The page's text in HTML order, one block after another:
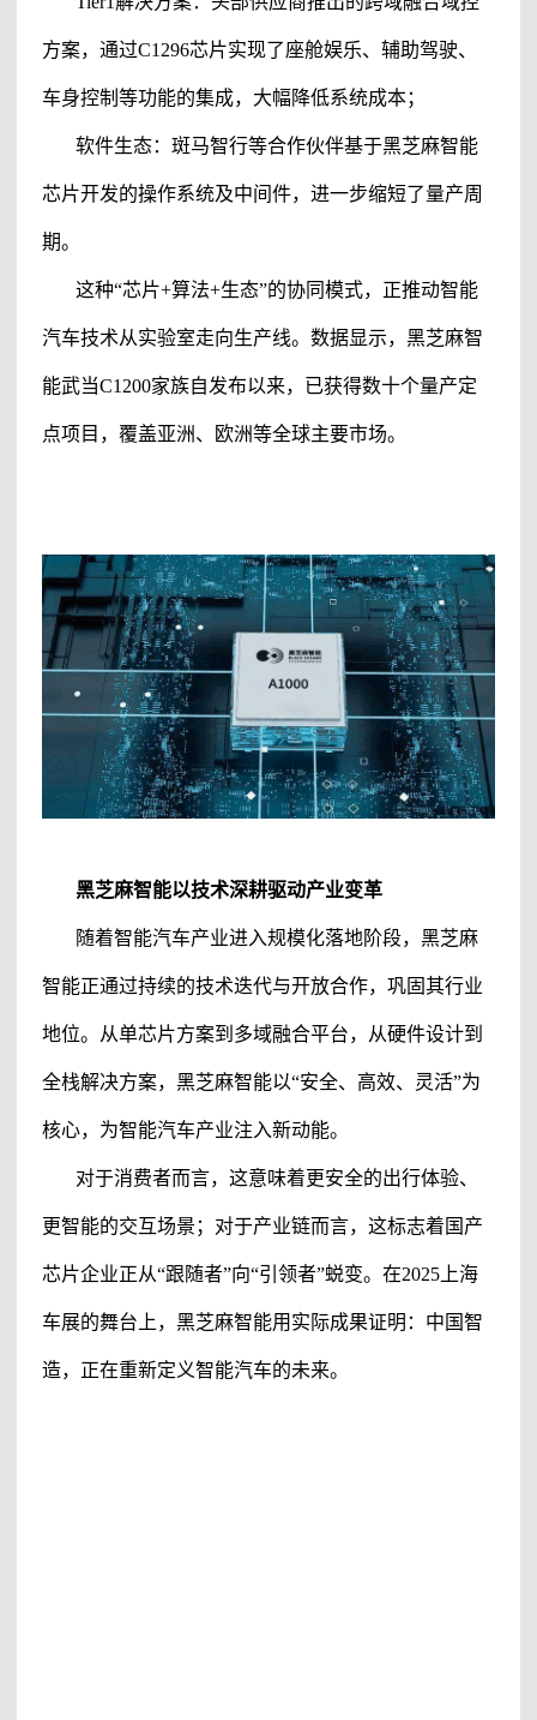
方案，通过C1296芯片实现了座舱娱乐、 辅助驾驶、
车身控制等功能的集成，大幅降低系统成本；
软件生态：斑马智行等合作伙伴基于黑芝麻智能
芯片开发的操作系统及中间件，进一步缩短了量产周
期。
这种“芯片+算法+生态”的协同模式，正推动智能
汽车技术从实验室走向生产线。数据显示， 黑芝麻智
能武当C1200家族自发布以来，已获得数十个量产定
点项目，覆盖亚洲、欧洲等全球主要市场。
黑芝麻智能以技术深耕驱动产业变革
随着智能汽车产业进入规模化落地阶段， 黑芝麻
智能正通过持续的技术迭代与开放合作，巩固其行业
地位。从单芯片方案到多域融合平台，从硬件设计到
全栈解决方案， 黑芝麻智能以“安全、高效、灵活”为
核心，为智能汽车产业注入新动能。
对于消费者而言，这意味着更安全的出行体验、
更智能的交互场景；对于产业链而言，这标志着国产
芯片企业正从“跟随者”向“引领者”蜕变。在2025上海
车展的舞台上， 黑芝麻智能用实际成果证明：中国智
造，正在重新定义智能汽车的未来。